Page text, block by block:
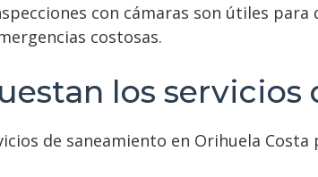
con cámaras son útiles
costosas.
los
de saneamiento en Orihuela